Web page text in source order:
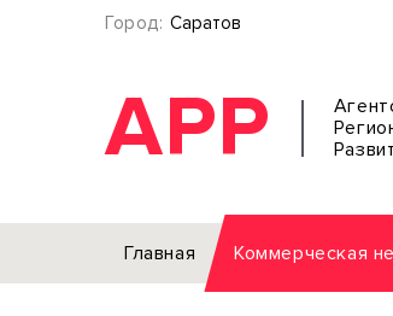
Город: Саратов
АРР
Главная Коммерческая